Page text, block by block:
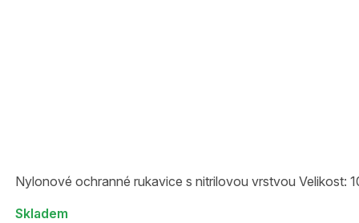
Nylonové ochranné rukavice s nitrilovou vrstvou Velikost:
Skladem